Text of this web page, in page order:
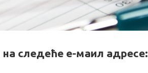
следеће е-маил адресе: